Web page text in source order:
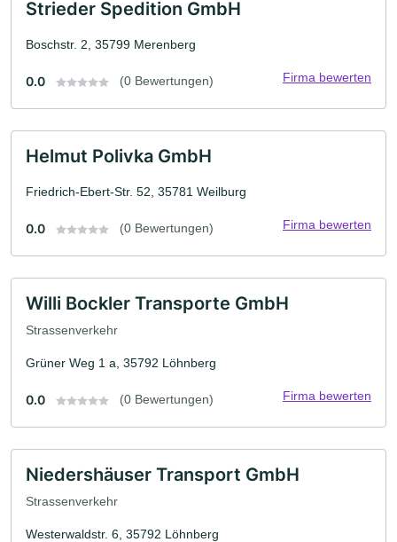
Strieder Spedition GmbH
Boschstr. 2, 35799 Merenberg
0.0 (0 Bewertungen) Firma bewerten
Helmut Polivka GmbH
Friedrich-Ebert-Str. 52, 35781 Weilburg
0.0 (0 Bewertungen) Firma bewerten
Willi Bockler Transporte GmbH
Strassenverkehr
Grüner Weg 1 a, 35792 Löhnberg
0.0 (0 Bewertungen) Firma bewerten
Niedershäuser Transport GmbH
Strassenverkehr
Westerwaldstr. 6, 35792 Löhnberg